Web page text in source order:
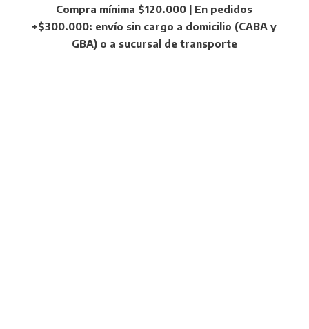
Compra mínima $120.000 | En pedidos
+$300.000: envío sin cargo a domicilio (CABA y
GBA) o a sucursal de transporte